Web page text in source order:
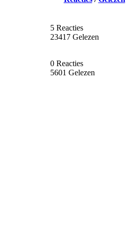
5 Reacties
23417 Gelezen
0 Reacties
5601 Gelezen